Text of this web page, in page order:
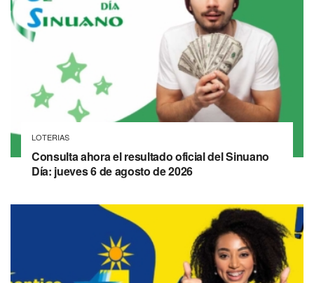
LOTERIAS
Consulta ahora el resultado oficial del Sinuano
Día: jueves 6 de agosto de 2026